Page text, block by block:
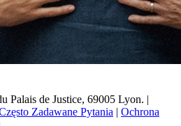
Palais de Justice, 69005 Lyon. |
Zadawane Pytania | Ochrona